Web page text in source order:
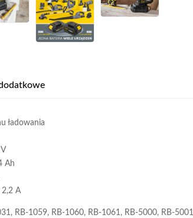
ładowania
Ah
2,2 A
RB-1059, RB-1060, RB-1061, RB-5000, RB-